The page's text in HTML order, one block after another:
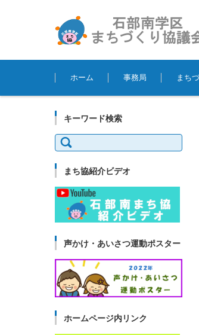
コンテンツに移動
ホーム
事務局 まち
キーワード検索
検
索:
まち協紹介ビデオ
声かけ・あいさつ運動ポスター
ホームページ内リンク